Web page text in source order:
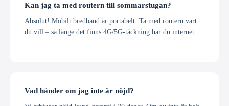
Kan jag ta med routern till sommarstugan?
Absolut! Mobilt bredband är portabelt. Ta med routern vart
du vill – så länge det finns 4G/5G-täckning har du internet.
Vad händer om jag inte är nöjd?